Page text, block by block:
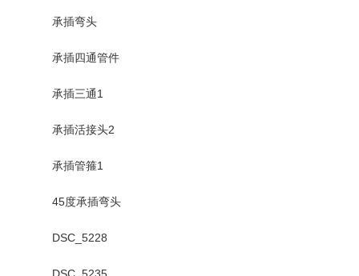
承插弯头
承插四通管件
承插三通1
承插活接头2
承插管箍1
45度承插弯头
DSC_5228